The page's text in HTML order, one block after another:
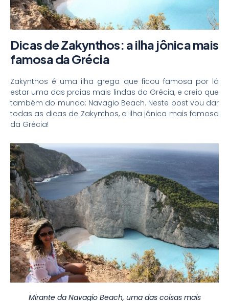
Dicas de Zakynthos: a ilha jônica mais
famosa da Grécia
Zakynthos é uma ilha grega que ficou famosa por lá
estar uma das praias mais lindas da Grécia, e creio que
também do mundo: Navagio Beach. Neste post vou dar
todas as dicas de Zakynthos, a ilha jônica mais famosa
da Grécia!
Mirante da Navagio Beach, uma das coisas mais